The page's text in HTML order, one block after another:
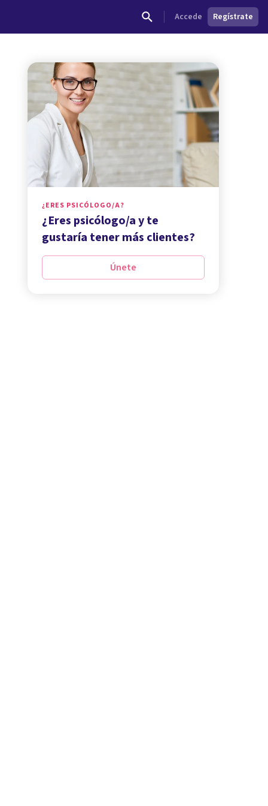
Accede Regístrate
¿ERES PSICÓLOGO/A?
¿Eres psicólogo/a y te
gustaría tener más clientes?
Únete